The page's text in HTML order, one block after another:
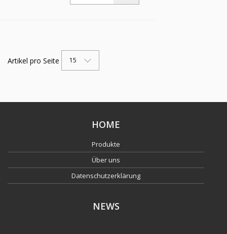
Artikel pro Seite 15
HOME
Produkte
Über uns
Datenschutzerklärung
NEWS